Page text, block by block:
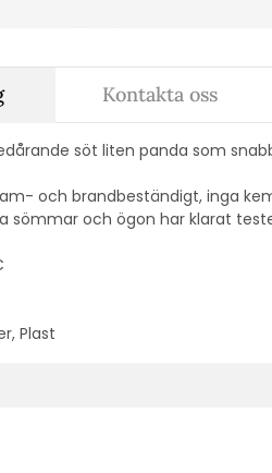
söt liten panda som
och brandbeständigt, inga
sömmar och ögon har klarat
Plast
Kontakta oss